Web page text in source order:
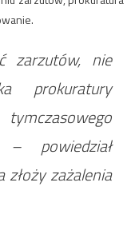
zarzutów, nie
prokuratury
– powiedział
złoży zażalenia